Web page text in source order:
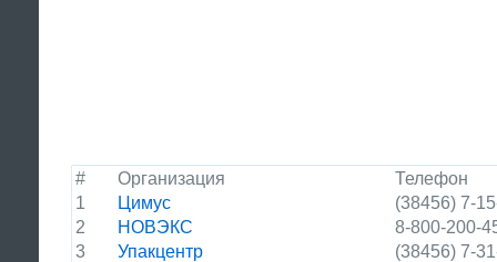
# Организация
Телефон
1
Цимус
(38456) 7-
2
НОВЭКС
8-800-200-
3
Упакцентр
(38456) 7-